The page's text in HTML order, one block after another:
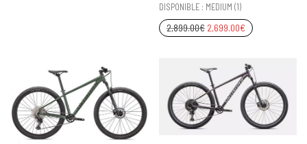
DISPONIBLE : MEDIUM (1)
2,899.00€ 2,699.00€